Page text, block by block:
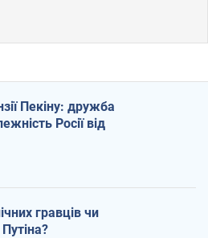
Пекіну: дружба
Росії від
гравців чи